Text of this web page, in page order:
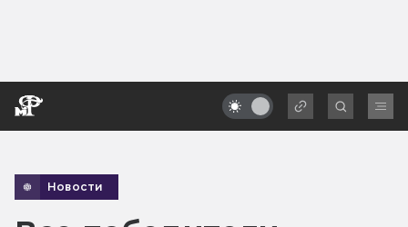
Новости